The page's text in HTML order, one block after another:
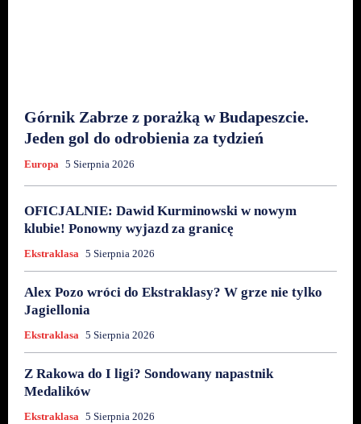
Górnik Zabrze z porażką w Budapeszcie.
Jeden gol do odrobienia za tydzień
Europa 5 Sierpnia 2026
OFICJALNIE: Dawid Kurminowski w nowym
klubie! Ponowny wyjazd za granicę
Ekstraklasa 5 Sierpnia 2026
Alex Pozo wróci do Ekstraklasy? W grze nie tylko
Jagiellonia
Ekstraklasa 5 Sierpnia 2026
Z Rakowa do I ligi? Sondowany napastnik
Medalików
Ekstraklasa 5 Sierpnia 2026